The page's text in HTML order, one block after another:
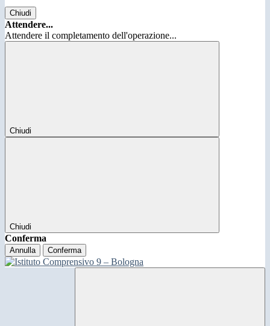
Chiudi
Attendere...
Attendere il completamento dell'operazione...
Chiudi
Chiudi
Conferma
Annulla Conferma